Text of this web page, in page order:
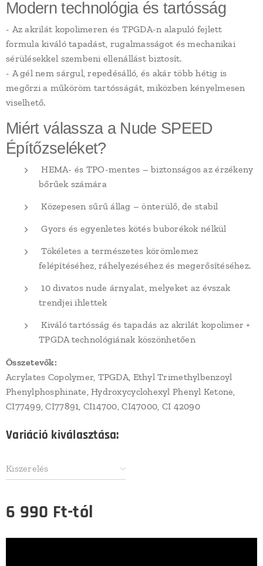
Modern technológia és tartósság
- Az akrilát kopolimeren és TPGDA-n alapuló fejlett
formula kiváló tapadást, rugalmasságot és mechanikai
sérülésekkel szembeni ellenállást biztosít.
- A gél nem sárgul, repedésálló, és akár több hétig is
megőrzi a műköröm tartósságát, miközben kényelmesen
viselhető.
Miért válassza a Nude SPEED
Építőzseléket?
HEMA- és TPO-mentes – biztonságos az érzékeny
bőrűek számára
Közepesen sűrű állag – önterülő, de stabil
Gyors és egyenletes kötés buborékok nélkül
Tökéletes a természetes körömlemez
felépítéséhez, ráhelyezéséhez és megerősítéséhez.
10 divatos nude árnyalat, melyeket az évszak
trendjei ihlettek
Kiváló tartósság és tapadás az akrilát kopolimer +
TPGDA technológiának köszönhetően
Összetevők:
Acrylates Copolymer, TPGDA, Ethyl Trimethylbenzoyl
Phenylphosphinate, Hydroxycyclohexyl Phenyl Ketone,
CI77499, CI77891, CI14700, CI47000, CI 42090
Variáció kiválasztása:
Kiszerelés
6 990 Ft-tól